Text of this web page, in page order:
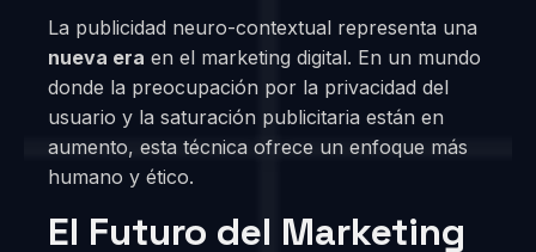
La publicidad neuro-contextual representa una
nueva era en el marketing digital. En un mundo
donde la preocupación por la privacidad del
usuario y la saturación publicitaria están en
aumento, esta técnica ofrece un enfoque más
humano y ético.
El Futuro del Marketing